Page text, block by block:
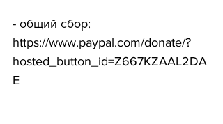
- общий сбор:
https://www.paypal.com/donate/?
hosted_button_id=Z667KZAAL2DA
E